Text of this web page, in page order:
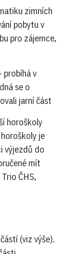
zimních
pobytu v
pro zájemce,
probíhá v
se o
jarní část
horoškoly
je
výjezdů do
mít
ČHS,
(viz výše).